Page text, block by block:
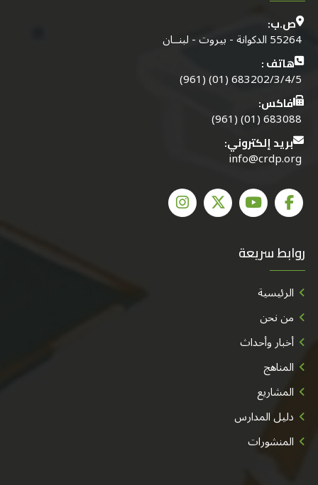
ص.ب:
55264 الدكوانة - بيروت - لبنــان
هاتف :
683202/3/4/5 (01) (961)
فاكس:
683088 (01) (961)
بريد إلكتروني:
info@crdp.org
روابط سريعة
الرئيسية
من نحن
أخبار وأحداث
المناهج
المشاريع
دليل المدارس
المنشورات